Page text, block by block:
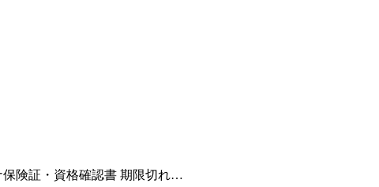
保険証・資格確認書 期限切れ…